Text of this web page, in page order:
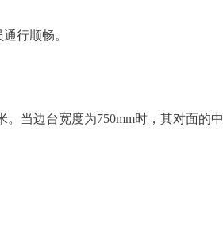
行顺畅。
。当边台宽度为750mm时，其对面的